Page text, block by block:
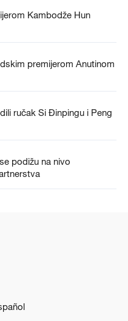
Kambodže Hun
premijerom Anutinom
ručak Si Đinpingu i Peng
podižu na nivo